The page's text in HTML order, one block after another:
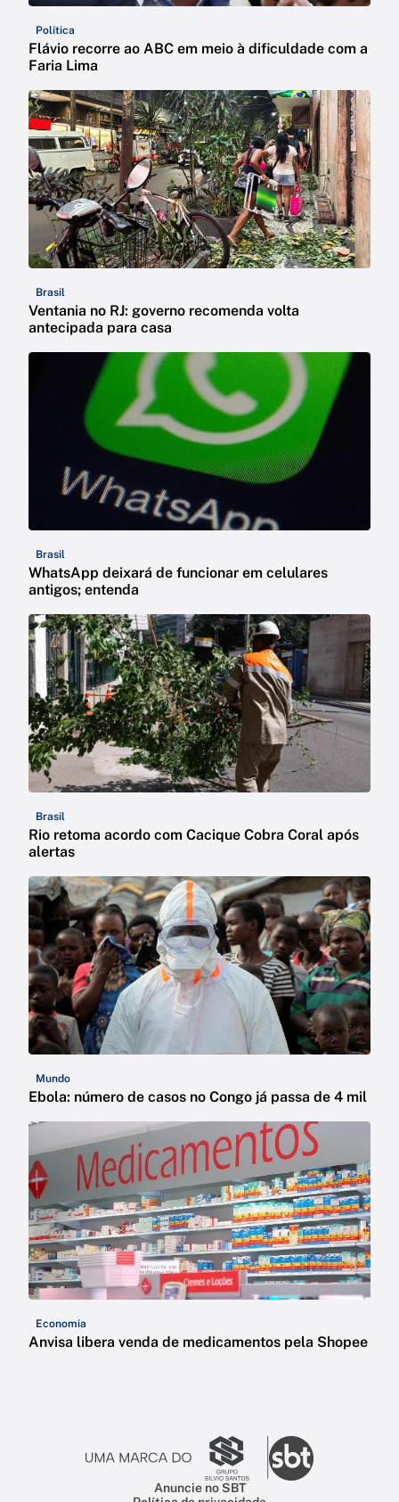
Política
Flávio recorre ao ABC em meio à dificuldade com a
Faria Lima
Brasil
Ventania no RJ: governo recomenda volta
antecipada para casa
Brasil
WhatsApp deixará de funcionar em celulares
antigos; entenda
Brasil
Rio retoma acordo com Cacique Cobra Coral após
alertas
Mundo
Ebola: número de casos no Congo já passa de 4 mil
Economia
Anvisa libera venda de medicamentos pela Shopee
Anuncie no SBT